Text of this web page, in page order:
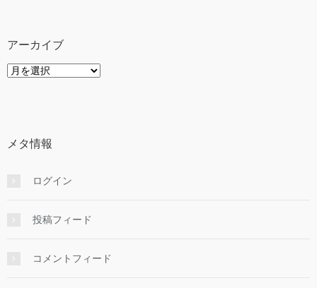
アーカイブ
ア
メタ情報
ログイン
投稿フィード
コメントフィード